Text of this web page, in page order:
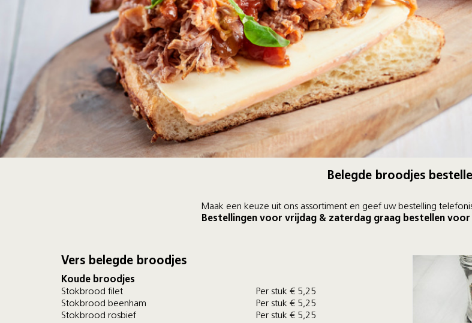
Belegde broodjes
Maak een keuze uit ons assortiment en geef uw bestelling
Bestellingen voor vrijdag & zaterdag graag bestellen voor
Vers belegde broodjes
Koude broodjes
Stokbrood filet
Per stuk € 5,25
Stokbrood beenham
Per stuk € 5,25
Stokbrood rosbief
Per stuk € 5,25